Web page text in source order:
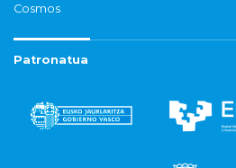
Cosmos
Patronatua